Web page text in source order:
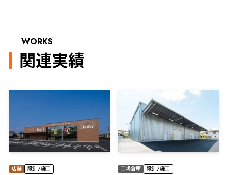
WORKS
関連実績
店舗 設計/施工 工場倉庫 設計/施工